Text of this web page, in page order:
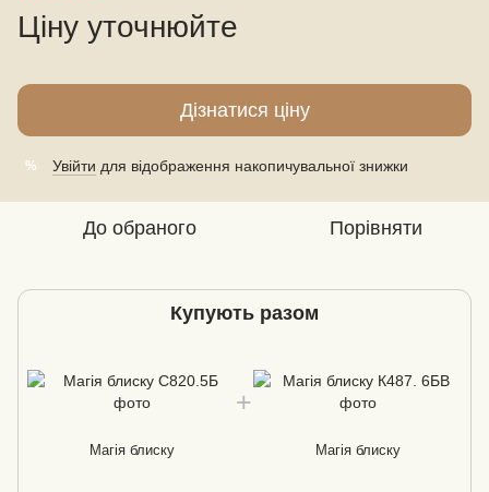
Ціну уточнюйте
Дізнатися ціну
% Увійти для відображення накопичувальної знижки
До обраного Порівняти
Купують разом
Магія блиску Магія блиску